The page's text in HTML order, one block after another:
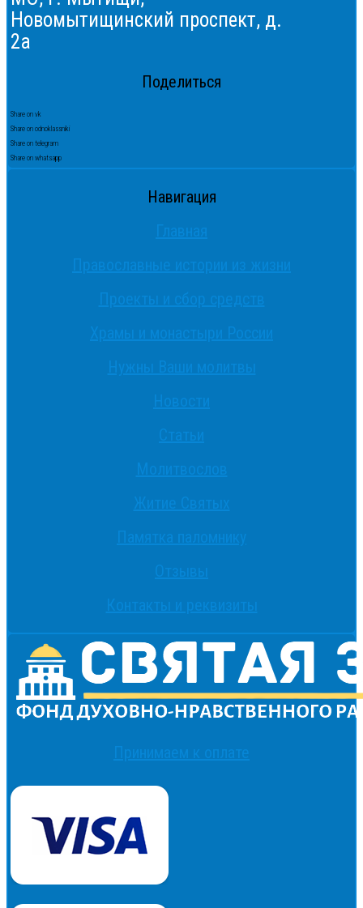
Новомытищинский проспект, д.
2а
Поделиться
Share on vk
Share on odnoklassniki
Share on telegram
Share on whatsapp
Навигация
Главная
Православные истории из жизни
Проекты и сбор средств
Храмы и монастыри России
Нужны Ваши молитвы
Новости
Статьи
Молитвослов
Житие Святых
Памятка паломнику
Отзывы
Контакты и реквизиты
Принимаем к оплате